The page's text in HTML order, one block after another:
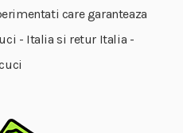
care garanteaza
- Italia si retur Italia -